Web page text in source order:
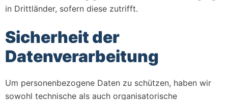
in Drittländer, sofern diese zutrifft.
Sicherheit der
Datenverarbeitung
Um personenbezogene Daten zu schützen, haben wir
sowohl technische als auch organisatorische